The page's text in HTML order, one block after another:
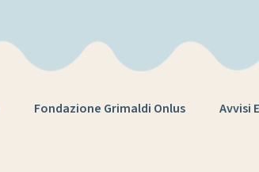
Fondazione Grimaldi Onlus Avvisi